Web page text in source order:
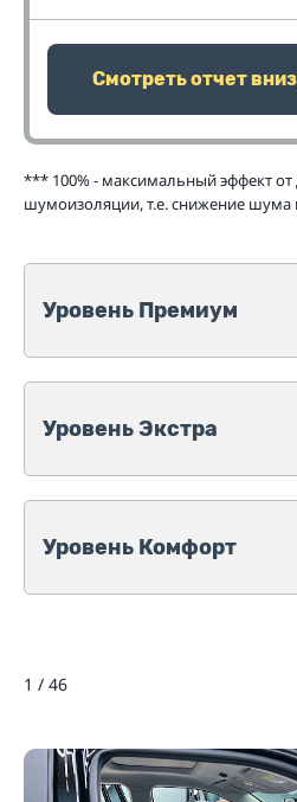
Смотреть отчет
*** 100% - максимальный эффект
шумоизоляции, т.е. снижение шума
Уровень Премиум
Уровень Экстра
Уровень Комфорт
1 / 46